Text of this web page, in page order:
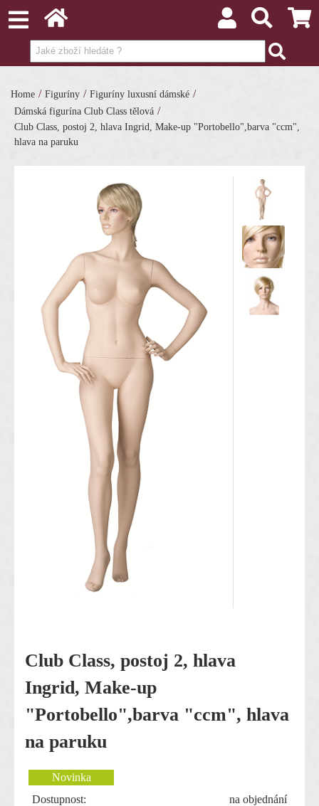
Home / Figuríny / Figuríny luxusní dámské /
Dámská figurína Club Class tělová /
Club Class, postoj 2, hlava Ingrid, Make-up "Portobello",barva "ccm",
hlava na paruku
Club Class, postoj 2, hlava
Ingrid, Make-up
"Portobello",barva "ccm", hlava
na paruku
Dostupnost:
na objednání